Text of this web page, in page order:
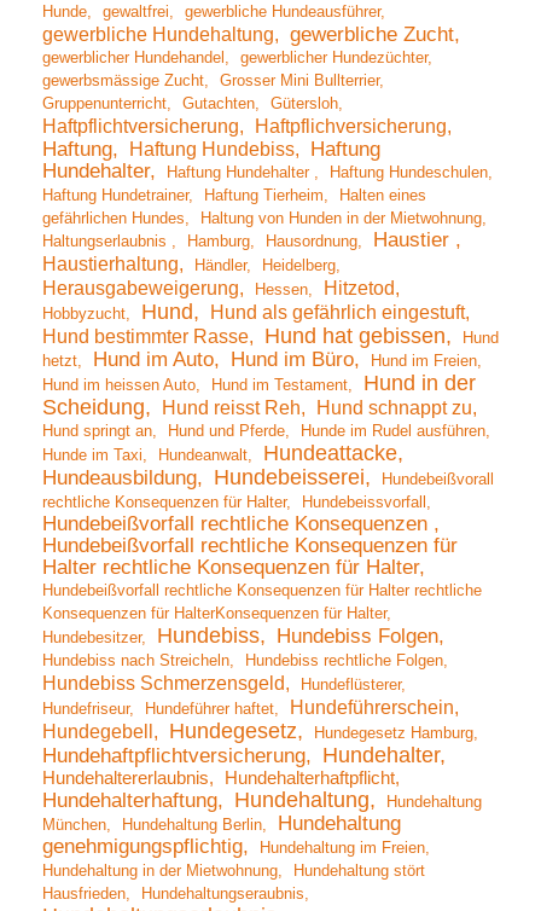
Hunde
gewaltfrei gewerbliche Hundeausführer
gewerbliche Hundehaltung gewerbliche Zucht
gewerblicher Hundehandel
gewerblicher Hundezüchter
gewerbsmässige Zucht
Grosser Mini Bullterrier
Gruppenunterricht
Gutachten Gütersloh
Haftpflichtversicherung Haftpflichversicherung
Haftung Haftung Hundebiss
Haftung
Hundehalter
Haftung Hundehalter
Haftung Hundeschulen
Haftung Hundetrainer
Haftung Tierheim
Halten eines
gefährlichen Hundes
Haltung von Hunden in der Mietwohnung
Haltungserlaubnis
Hamburg Hausordnung Haustier
Haustierhaltung Händler Heidelberg
Herausgabeweigerung Hessen Hitzetod
Hobbyzucht Hund
Hund als gefährlich eingestuft
Hund bestimmter Rasse
Hund hat gebissen
Hund
hetzt
Hund im Auto Hund im Büro
Hund im Freien
Hund im heissen Auto
Hund im Testament
Hund in der
Scheidung
Hund reisst Reh Hund schnappt zu
Hund springt an Hund und Pferde
Hunde im Rudel ausführen
Hunde im Taxi
Hundeanwalt Hundeattacke
Hundeausbildung Hundebeisserei
Hundebeißvorall
rechtliche Konsequenzen für Halter
Hundebeissvorfall
Hundebeißvorfall rechtliche Konsequenzen
Hundebeißvorfall rechtliche Konsequenzen für
Halter rechtliche Konsequenzen für Halter
Hundebeißvorfall rechtliche Konsequenzen für Halter rechtliche
Konsequenzen für HalterKonsequenzen für Halter
Hundebesitzer
Hundebiss Hundebiss Folgen
Hundebiss nach Streicheln Hundebiss rechtliche Folgen
Hundebiss Schmerzensgeld
Hundeflüsterer
Hundefriseur
Hundeführer haftet
Hundeführerschein
Hundegebell
Hundegesetz Hundegesetz Hamburg
Hundehaftpflichtversicherung Hundehalter
Hundehaltererlaubnis Hundehalterhaftpflicht
Hundehalterhaftung Hundehaltung
Hundehaltung
München
Hundehaltung Berlin
Hundehaltung
genehmigungspflichtig
Hundehaltung im Freien
Hundehaltung in der Mietwohnung
Hundehaltung stört
Hausfrieden
Hundehaltungseraubnis